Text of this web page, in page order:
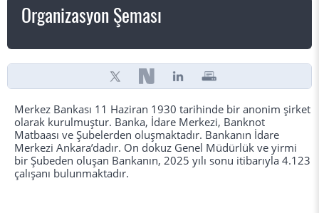
Organizasyon Şeması
Merkez Bankası 11 Haziran 1930 tarihinde bir anonim şirket
olarak kurulmuştur. Banka, İdare Merkezi, Banknot
Matbaası ve Şubelerden oluşmaktadır. Bankanın İdare
Merkezi Ankara’dadır. On dokuz Genel Müdürlük ve yirmi
bir Şubeden oluşan Bankanın, 2025 yılı sonu itibarıyla 4.123
çalışanı bulunmaktadır.